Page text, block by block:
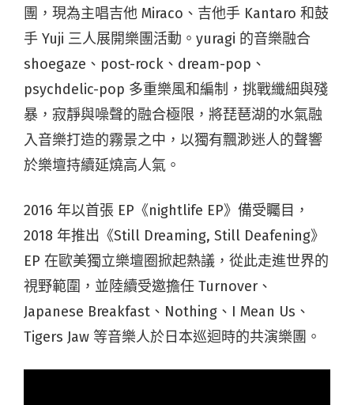
團，現為主唱吉他 Miraco、吉他手 Kantaro 和鼓
手 Yuji 三人展開樂團活動。yuragi 的音樂融合
shoegaze、post-rock、dream-pop、
psychdelic-pop 多重樂風和編制，挑戰纖細與殘
暴，寂靜與噪聲的融合極限，將琵琶湖的水氣融
入音樂打造的霧景之中，以獨有飄渺迷人的聲響
於樂壇持續延燒高人氣。
2016 年以首張 EP《nightlife EP》備受矚目，
2018 年推出《Still Dreaming, Still Deafening》
EP 在歐美獨立樂壇圈掀起熱議，從此走進世界的
視野範圍，並陸續受邀擔任 Turnover、
Japanese Breakfast、Nothing、I Mean Us、
Tigers Jaw 等音樂人於日本巡迴時的共演樂團。